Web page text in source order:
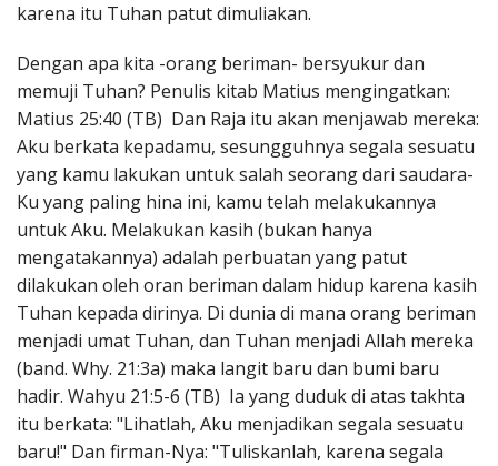
karena itu Tuhan patut dimuliakan.
Dengan apa kita -orang beriman- bersyukur dan
memuji Tuhan? Penulis kitab Matius mengingatkan:
Matius 25:40 (TB) Dan Raja itu akan menjawab mereka:
Aku berkata kepadamu, sesungguhnya segala sesuatu
yang kamu lakukan untuk salah seorang dari saudara-
Ku yang paling hina ini, kamu telah melakukannya
untuk Aku. Melakukan kasih (bukan hanya
mengatakannya) adalah perbuatan yang patut
dilakukan oleh oran beriman dalam hidup karena kasih
Tuhan kepada dirinya. Di dunia di mana orang beriman
menjadi umat Tuhan, dan Tuhan menjadi Allah mereka
(band. Why. 21:3a) maka langit baru dan bumi baru
hadir. Wahyu 21:5-6 (TB) Ia yang duduk di atas takhta
itu berkata: "Lihatlah, Aku menjadikan segala sesuatu
baru!" Dan firman-Nya: "Tuliskanlah, karena segala